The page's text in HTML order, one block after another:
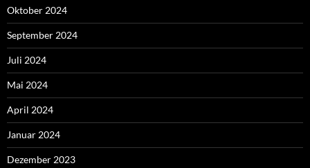
Oktober 2024
September 2024
Juli 2024
Mai 2024
April 2024
Januar 2024
Dezember 2023